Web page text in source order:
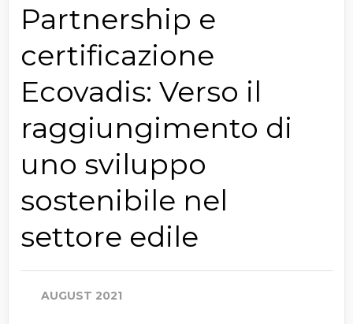
Partnership e
certificazione
Ecovadis: Verso il
raggiungimento di
uno sviluppo
sostenibile nel
settore edile
AUGUST 2021